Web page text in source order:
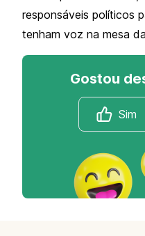
responsáveis políticos
tenham voz na mesa
Gostou
Sim